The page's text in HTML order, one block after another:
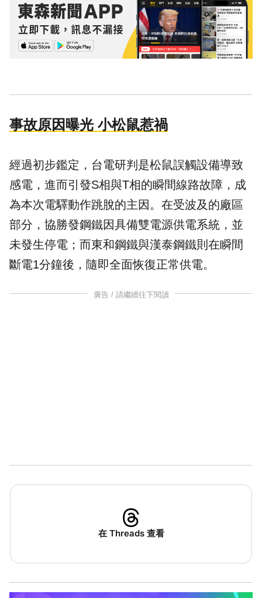
事故原因曝光 小松鼠惹禍
經過初步鑑定，台電研判是松鼠誤觸設備導致
感電，進而引發S相與T相的瞬間線路故障，成
為本次電驛動作跳脫的主因。在受波及的廠區
部分，協勝發鋼鐵因具備雙電源供電系統，並
未發生停電；而東和鋼鐵與漢泰鋼鐵則在瞬間
斷電1分鐘後，隨即全面恢復正常供電。
廣告 / 請繼續往下閱讀
在 Threads 查看